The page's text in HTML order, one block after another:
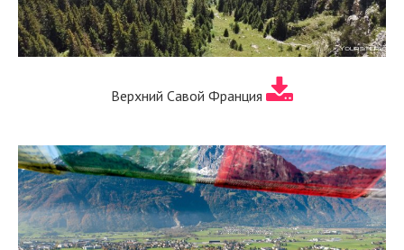
Верхний Савой Франция